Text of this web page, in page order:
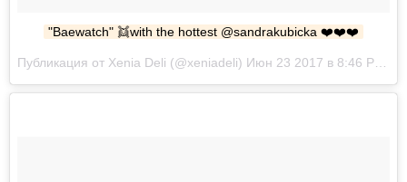
"Baewatch" 👯with the hottest @sandrakubicka ❤️❤️❤️
Публикация от Xenia Deli (@xeniadeli) Июн 23 2017 в 8:46 PDT